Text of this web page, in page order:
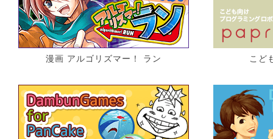
漫画 アルゴリズマー！ ラン こど